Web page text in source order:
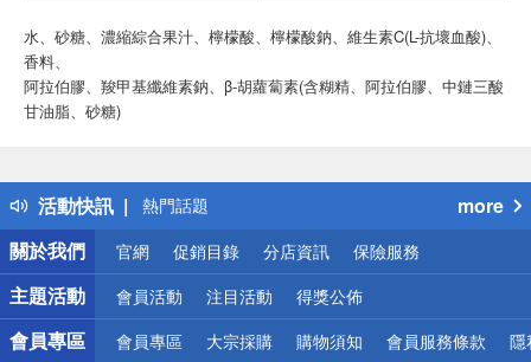
水、砂糖、濃縮綜合果汁
檸檬酸、檸檬酸鈉、維生素C(L-抗壞血酸)、
香料、
阿拉伯膠、羧甲基纖維素鈉、β-胡蘿蔔素(含糊精、阿拉伯膠、中鏈三酸
甘油脂、砂糖)
活動快訊
得獎公告
熱門話題
銀行優惠
偏遠地區配送
詐騙網頁！請小心！
more
關於我們
官網 促銷目錄 分店資訊 保險服務
主題活動 會員活動 注目活動 得獎公佈
會員專區 會員專區 大宗採購 購物須知 會員服務條款 隱